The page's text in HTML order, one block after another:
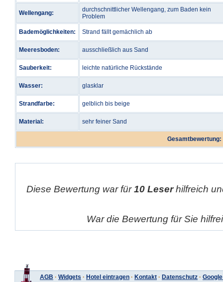
Wellengang:
durchschnittlicher Wellengang, zum Baden kein
Problem
Bademöglichkeiten: Strand fällt gemächlich ab
Meeresboden: ausschließlich aus Sand
Sauberkeit: leichte natürliche Rückstände
Wasser: glasklar
Strandfarbe: gelblich bis beige
Material: sehr feiner Sand
Gesamtbewertung:
Diese Bewertung war für10 Leserhilfreich
War die Bewertung für Sie
AGB · Widgets · Hotel eintragen · Kontakt · Datenschutz ·